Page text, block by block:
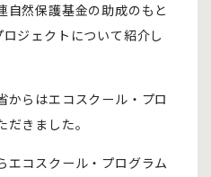
然保護基金の助成のもと
ジェクトについて紹介し
らはエコスクール・プロ
きました。
コスクール・プログラム